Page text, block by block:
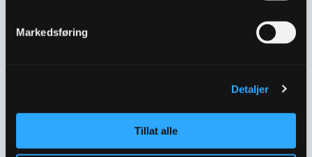
Markedsføring
Detaljer
Tillat alle
ANBORINGSKLAMMER
DN250 1½” M/VENTIL
3310472
ANBORINGSKLAMMER
DN250 1¼” M/VENTIL
3310462